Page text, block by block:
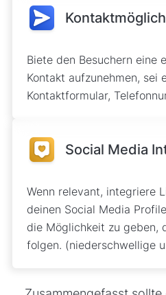
Biete den Besuchern eine
Kontakt aufzunehmen, sei
Kontaktformular,
Social Media
Wenn relevant, integriere
deinen Social Media
die Möglichkeit zu geben,
folgen. (niederschwellige